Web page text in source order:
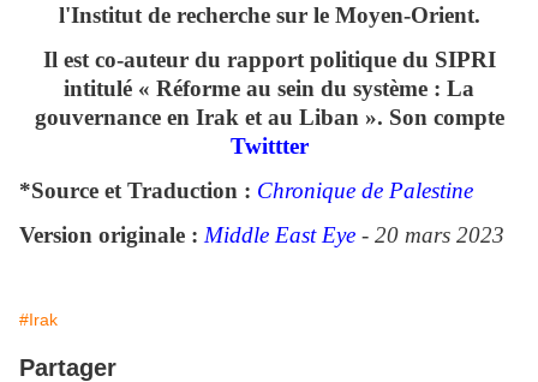
l'Institut de recherche sur le Moyen-Orient.
Il est co-auteur du rapport politique du SIPRI
intitulé « Réforme au sein du système : La
gouvernance en Irak et au Liban ». Son compte
Twittter
*Source et Traduction : Chronique de Palestine
Version originale : Middle East Eye - 20 mars 2023
#Irak
Partager